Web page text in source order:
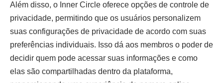
Além disso, o Inner Circle oferece opções de controle de
privacidade, permitindo que os usuários personalizem
suas configurações de privacidade de acordo com suas
preferências individuais. Isso dá aos membros o poder de
decidir quem pode acessar suas informações e como
elas são compartilhadas dentro da plataforma,